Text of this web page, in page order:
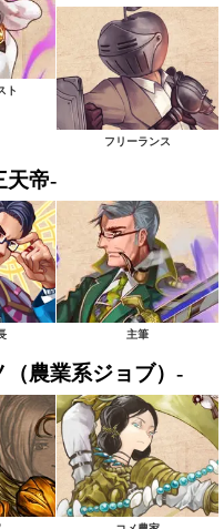
ト
フリーランス
天帝-
主筆
農業系ジョブ）-